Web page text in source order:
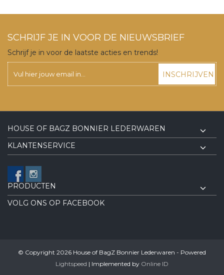
SCHRIJF JE IN VOOR DE NIEUWSBRIEF
Schrijf je in voor de laatste acties en trends!
INSCHRIJVEN
HOUSE OF BAGZ BONNIER LEDERWAREN
KLANTENSERVICE
PRODUCTEN
VOLG ONS OP FACEBOOK
© Copyright 2026 House of BagZ Bonnier Lederwaren - Powered
Lightspeed | Implemented by Online ID